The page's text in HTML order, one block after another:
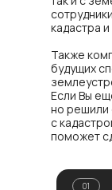
кадастра
Также
будущих
Если Вы
но решили
с
поможет
01